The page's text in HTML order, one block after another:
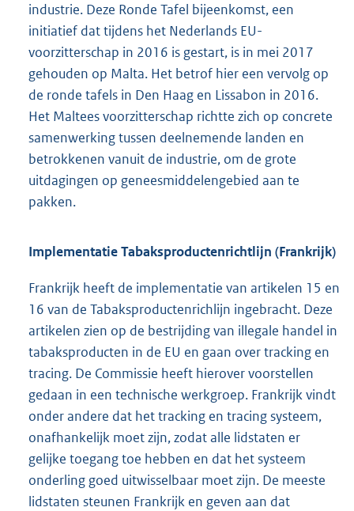
industrie. Deze Ronde Tafel bijeenkomst, een
initiatief dat tijdens het Nederlands EU-
voorzitterschap in 2016 is gestart, is in mei 2017
gehouden op Malta. Het betrof hier een vervolg op
de ronde tafels in Den Haag en Lissabon in 2016.
Het Maltees voorzitterschap richtte zich op concrete
samenwerking tussen deelnemende landen en
betrokkenen vanuit de industrie, om de grote
uitdagingen op geneesmiddelengebied aan te
pakken.
Implementatie Tabaksproductenrichtlijn (Frankrijk)
Frankrijk heeft de implementatie van artikelen 15 en
16 van de Tabaksproductenrichlijn ingebracht. Deze
artikelen zien op de bestrijding van illegale handel in
tabaksproducten in de EU en gaan over tracking en
tracing. De Commissie heeft hierover voorstellen
gedaan in een technische werkgroep. Frankrijk vindt
onder andere dat het tracking en tracing systeem,
onafhankelijk moet zijn, zodat alle lidstaten er
gelijke toegang toe hebben en dat het systeem
onderling goed uitwisselbaar moet zijn. De meeste
lidstaten steunen Frankrijk en geven aan dat